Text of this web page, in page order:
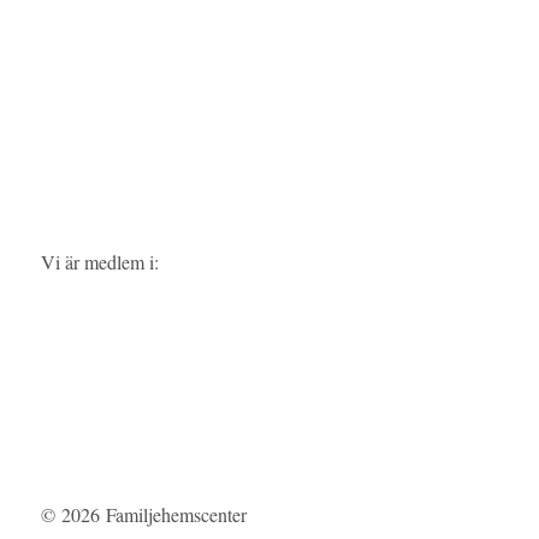
Vi är medlem i:
© 2026Familjehemscenter